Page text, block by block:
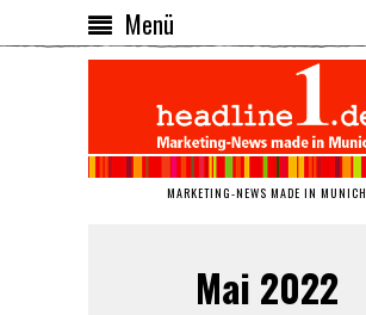
Menü
MARKETING-NEWS MADE IN MUNICH
Mai 2022